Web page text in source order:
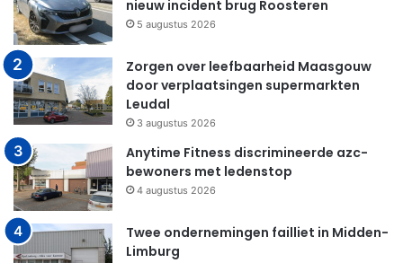
nieuw incident brug Roosteren
5 augustus 2026
Zorgen over leefbaarheid Maasgouw
door verplaatsingen supermarkten
Leudal
3 augustus 2026
Anytime Fitness discrimineerde azc-
bewoners met ledenstop
4 augustus 2026
Twee ondernemingen failliet in Midden-
Limburg